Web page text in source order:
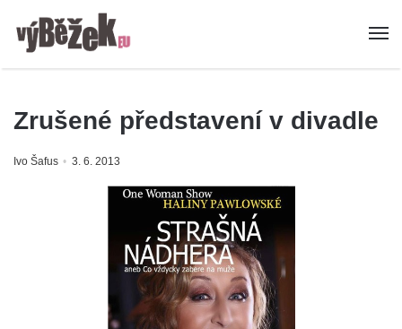
Zrušené představení v divadle
Ivo Šafus 3. 6. 2013